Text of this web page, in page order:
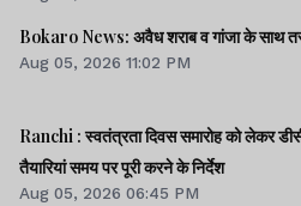
Bokaro News: अवैध शराब व गांजा के साथ
Aug 05, 2026 11:02 PM
Ranchi : स्वतंत्रता दिवस समारोह को लेकर
तैयारियां समय पर पूरी करने के निर्देश
Aug 05, 2026 06:45 PM